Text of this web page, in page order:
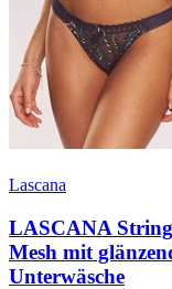
Lascana
LASCANA
Mesh mit
Unterwäsche